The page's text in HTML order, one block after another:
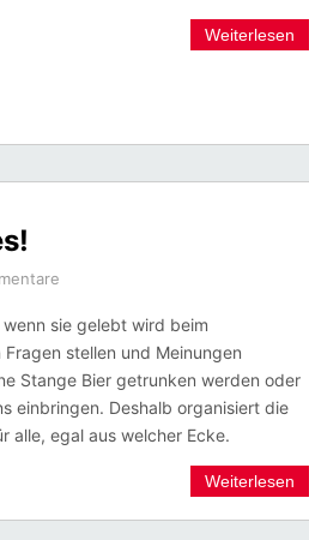
Weiterlesen
sie gelebt wird beim
stellen und Meinungen
Stange Bier getrunken werden oder
einbringen. Deshalb organisiert die
alle, egal aus welcher Ecke.
Weiterlesen